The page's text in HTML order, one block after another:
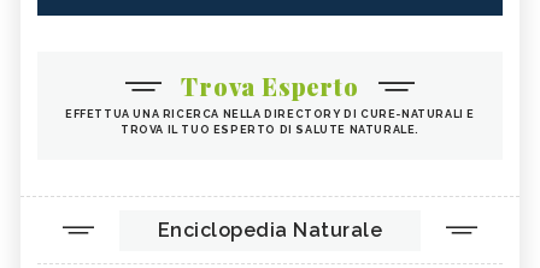
Trova Esperto
EFFETTUA UNA RICERCA NELLA DIRECTORY DI CURE-NATURALI E
TROVA IL TUO ESPERTO DI SALUTE NATURALE.
Enciclopedia Naturale